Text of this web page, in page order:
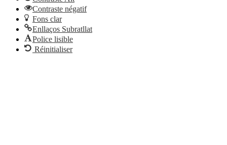
Contraste négatif
Fons clar
Enllaços Subratllat
Police lisible
Réinitialiser